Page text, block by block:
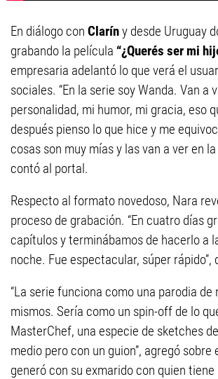
En diálogo con Claríny desde Uruguay
grabando la película “¿Querés ser mi
empresaria adelantó lo que verá el
sociales. “En la serie soy Wanda. Van a
personalidad, mi humor, mi gracia, eso
después pienso lo que hice y me
cosas son muy mías y las van a ver en
contó al portal.
Respecto al formato novedoso, Nara
proceso de grabación. “En cuatro días
capítulos y terminábamos de hacerlo a
noche. Fue espectacular, súper rápido”,
“La serie funciona como una parodia de
mismos. Sería como un spin-off de lo
MasterChef, una especie de sketches
medio pero con un guion”, agregó sobre
generó con su exmarido con quien tiene